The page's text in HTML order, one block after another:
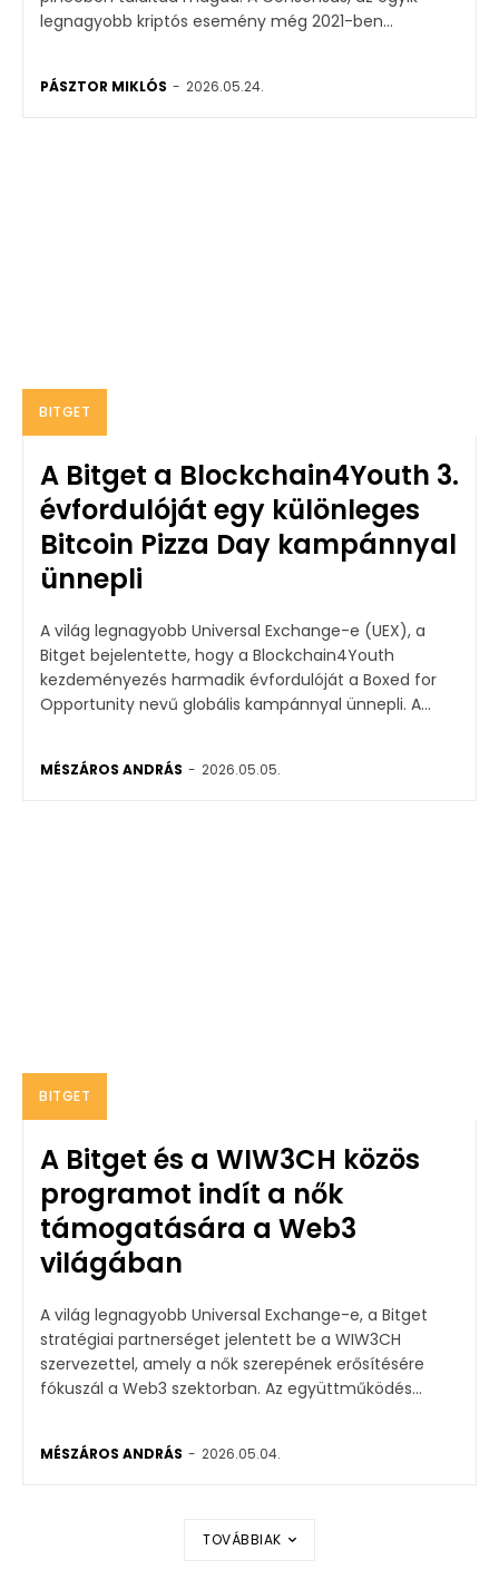
legnagyobb kriptós esemény még 2021-ben...
PÁSZTOR MIKLÓS - 2026.05.24.
BITGET
A Bitget a Blockchain4Youth 3.
évfordulóját egy különleges
Bitcoin Pizza Day kampánnyal
ünnepli
A világ legnagyobb Universal Exchange-e (UEX), a
Bitget bejelentette, hogy a Blockchain4Youth
kezdeményezés harmadik évfordulóját a Boxed for
Opportunity nevű globális kampánnyal ünnepli. A...
MÉSZÁROS ANDRÁS - 2026.05.05.
BITGET
A Bitget és a WIW3CH közös
programot indít a nők
támogatására a Web3
világában
A világ legnagyobb Universal Exchange-e, a Bitget
stratégiai partnerséget jelentett be a WIW3CH
szervezettel, amely a nők szerepének erősítésére
fókuszál a Web3 szektorban. Az együttműködés...
MÉSZÁROS ANDRÁS - 2026.05.04.
TOVÁBBIAK